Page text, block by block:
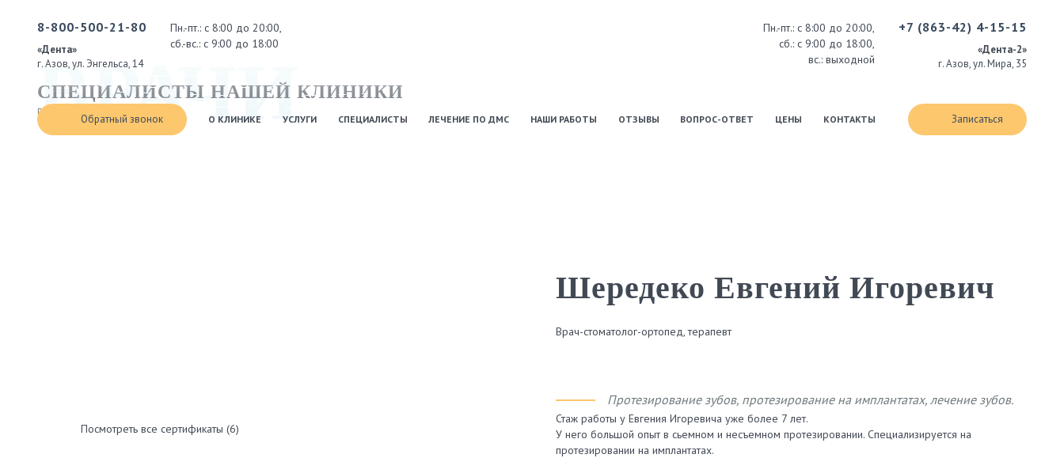
8-800-500-21-80
«Дента»
г. Азов, ул. Энгельса, 14
Пн.-пт.: с 8:00 до 20:00,
сб.-вс.: с 9:00 до 18:00
Пн.-пт.: с 8:00 до 20:00,
сб.: с 9:00 до 18:00,
вс.: выходной
+7 (863-42) 4-15-15
«Дента-2»
г. Азов, ул. Мира, 35
Обратный звонок О КЛИНИКЕ УСЛУГИ СПЕЦИАЛИСТЫ ЛЕЧЕНИЕ ПО ДМС НАШИ РАБОТЫ ОТЗЫВЫ ВОПРОС-ОТВЕТ ЦЕНЫ КОНТАКТЫ Записаться
ВРАЧИ
СПЕЦИАЛИСТЫ НАШЕЙ КЛИНИКИ
Вернуться к списку врачей
Посмотреть все сертификаты (6)
Шередеко Евгений Игоревич
Врач-стоматолог-ортопед, терапевт
Протезирование зубов, протезирование на имплантатах, лечение зубов.
Стаж работы у Евгения Игоревича уже более 7 лет.
У него большой опыт в сьемном и несъемном протезировании. Специализируется на
протезировании на имплантатах.